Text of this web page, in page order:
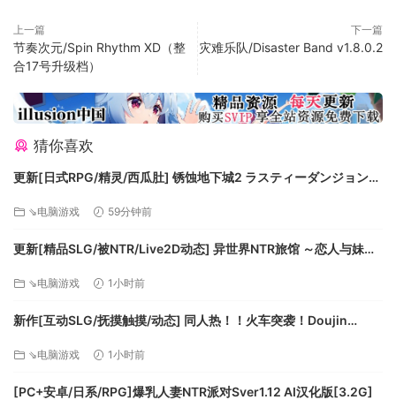
游戏体验。《纪念碑谷》专为全年龄段和各经验水平的玩家设
计，让玩家可以探索不断变化的环境，在游戏中改变风景和给
的旅程。要玩纪念碑谷，这是最丰富、最好的方式。
重构美丽
无论是在全高清屏幕、电视还是 21:9 超宽显示器上播放，《纪
念碑谷》都是令人惊叹的全屏全景艺术佳品，美丽远胜以往。
无所不包
所有章节、附加内容和 DLC，让它成为你值得收藏的终极游
戏。受极简主义 3D 设计、视觉错位和全球各地古代建筑的启
探索。
提供（在 Steam 一起购买时）。 全景合集是玩《纪念碑谷》系
上一篇
节奏次元/Spin Rhythm XD（整
合17号升级档）
下一篇
灾难乐队/Disaster Band v1.8.0.2
猜你喜欢
更新[日式RPG/精灵/西瓜肚] 锈蚀地下城2 ラスティーダンジョン2
⇘电脑游戏 59分钟前
更新[精品SLG/被NTR/Live2D动态] 异世界NTR旅馆 ～恋人与妹妹
⇘电脑游戏 1小时前
新作[互动SLG/抚摸触摸/动态] 同人热！！火车突袭！Doujin
⇘电脑游戏 1小时前
[PC+安卓/日系/RPG]爆乳人妻NTR派对Sver1.12 AI汉化版[3.2G]